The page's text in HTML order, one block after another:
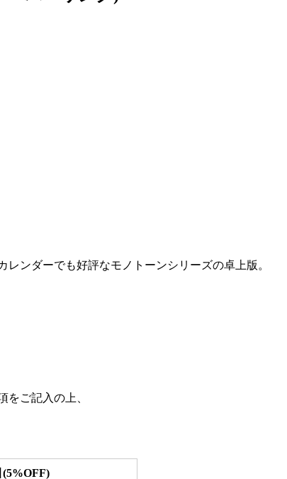
ンダーでも好評なモノトーンシリーズの卓上版。
をご記入の上、